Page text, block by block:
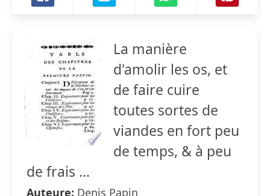
La manière
d'amolir les os, et
de faire cuire
toutes sortes de
viandes en fort peu
de temps, & à peu
de frais ...
Auteure: Denis Papin